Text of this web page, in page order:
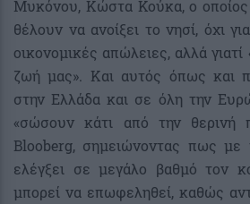
Μυκόνου, Κώστα Κούκα, ο οποίος
θέλουν να ανοίξει το νησί, όχι
οικονομικές απώλειες, αλλά γιατί
ζωή μας». Και αυτός όπως και
στην Ελλάδα και σε όλη την
«σώσουν κάτι από την θερινή
Blooberg, σημειώνοντας πως με
ελέγξει σε μεγάλο βαθμό τον
μπορεί να επωφεληθεί, καθώς